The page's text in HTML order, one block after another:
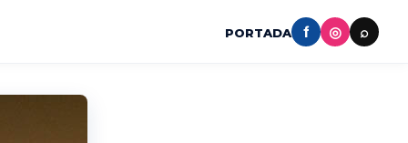
PORTADA f ◎ ⌕